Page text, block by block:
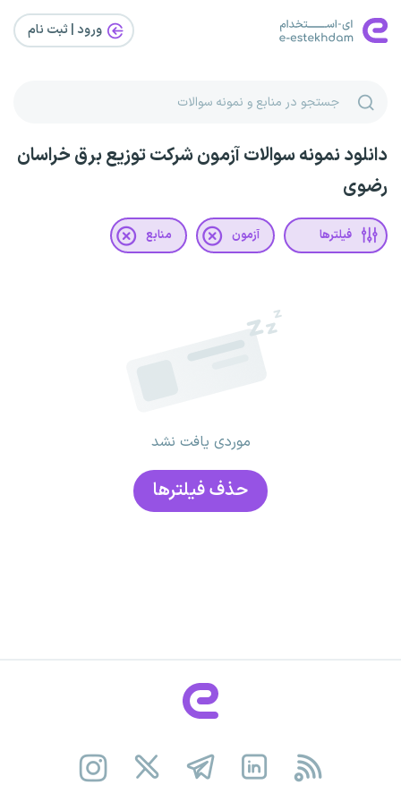
ورود | ثبت‌ نام
دانلود نمونه سوالات آزمون شرکت توزیع برق خراسان
رضوی
فیلترها آزمون منابع
موردی یافت نشد
حذف فیلتر‌ها